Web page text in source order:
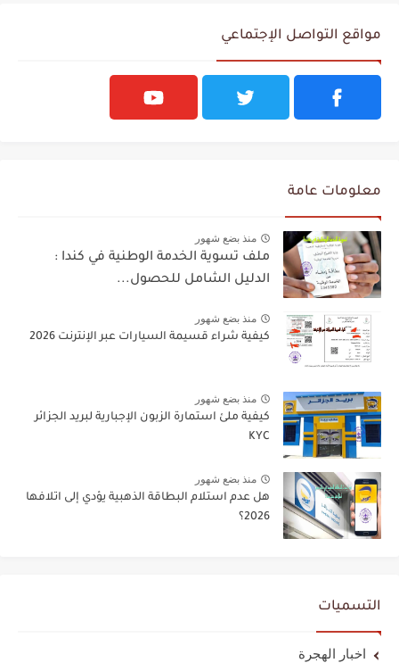
مواقع التواصل الإجتماعي
معلومات عامة
منذ بضع شهور
ملف تسوية الخدمة الوطنية في كندا :
الدليل الشامل للحصول...
منذ بضع شهور
كيفية شراء قسيمة السيارات عبر الإنترنت 2026
منذ بضع شهور
كيفية ملئ استمارة الزبون الإجبارية لبريد الجزائر
KYC
منذ بضع شهور
هل عدم استلام البطاقة الذهبية يؤدي إلى اتلافها
2026؟
التسميات
اخبار الهجرة